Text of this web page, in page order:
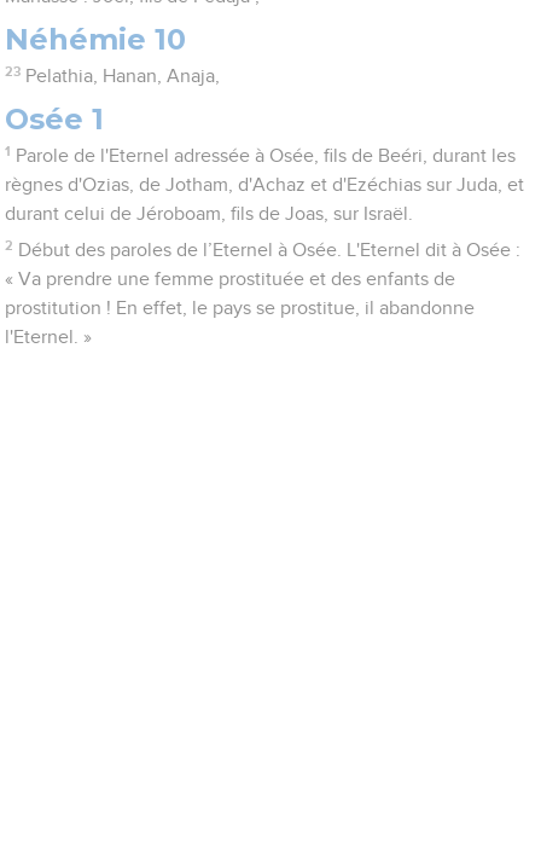
Néhémie 10
23 Pelathia, Hanan, Anaja,
Osée 1
1 Parole de l'Eternel adressée à Osée, fils de Beéri, durant les
règnes d'Ozias, de Jotham, d'Achaz et d'Ezéchias sur Juda, et
durant celui de Jéroboam, fils de Joas, sur Israël.
2 Début des paroles de l’Eternel à Osée. L'Eternel dit à Osée :
« Va prendre une femme prostituée et des enfants de
prostitution ! En effet, le pays se prostitue, il abandonne
l'Eternel. »